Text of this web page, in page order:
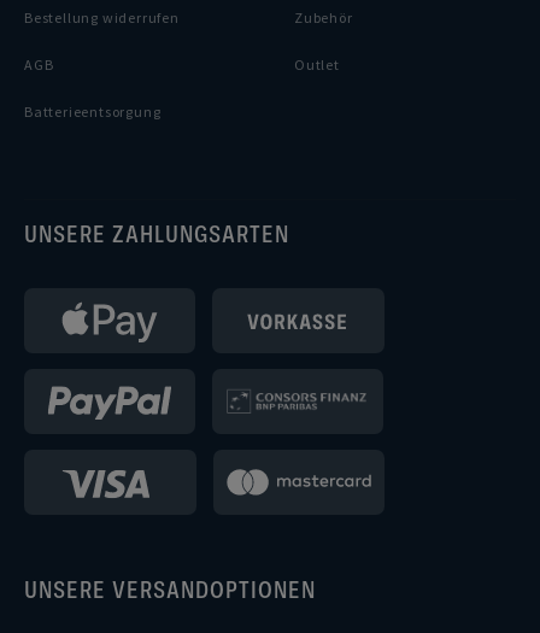
Bestellung widerrufen
AGB
Batterieentsorgung
Zubehör
Outlet
UNSERE ZAHLUNGSARTEN
UNSERE VERSANDOPTIONEN